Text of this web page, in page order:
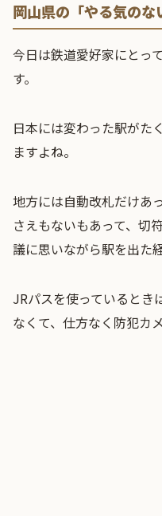
岡山県の「やる気のな
今日は鉄道愛好家にとっ
す。
日本には変わった駅がた
ますよね。
地方には自動改札だけあ
さえもないもあって、切
議に思いながら駅を出た
JRパスを使っているとき
なくて、仕方なく防犯カ